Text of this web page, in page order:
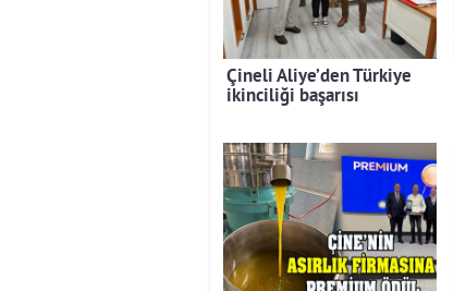
Çineli Aliye’den Türkiye
ikinciliği başarısı